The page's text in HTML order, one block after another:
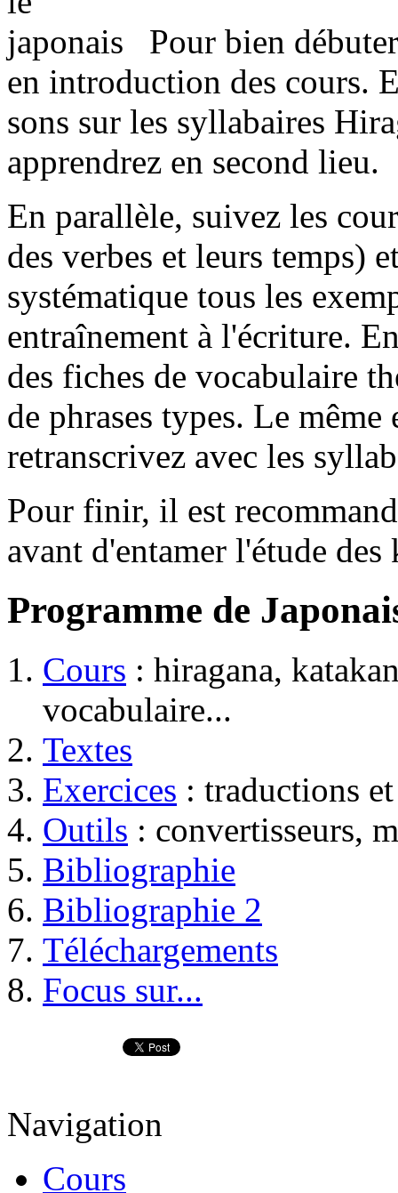
Pour bien
en introduction des cours.
sons sur les syllabaires
apprendrez en second lieu.
En parallèle, suivez les
des verbes et leurs temps)
systématique tous les
entraînement à l'écriture.
des fiches de vocabulaire
de phrases types. Le
retranscrivez avec les
Pour finir, il est
avant d'entamer l'étude des
Programme de
Cours : hiragana,
vocabulaire...
Textes
Exercices : traductions
Outils : convertisseurs,
Bibliographie
Bibliographie 2
Téléchargements
Focus sur...
Navigation
Cours